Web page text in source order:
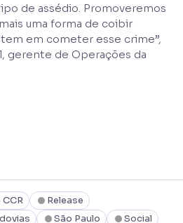
de assédio. Promoveremos
uma forma de coibir
em cometer esse crime”,
gerente de Operações da
Release
São Paulo Social